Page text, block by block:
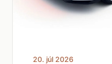
20. júl 2026